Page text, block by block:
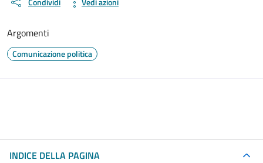
Argomenti
Comunicazione politica
INDICE DELLA PAGINA